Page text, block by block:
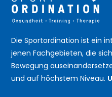
Die Sportordination ist ein
jenen Fachgebieten, die
Bewegung
und auf höchstem Niveau.